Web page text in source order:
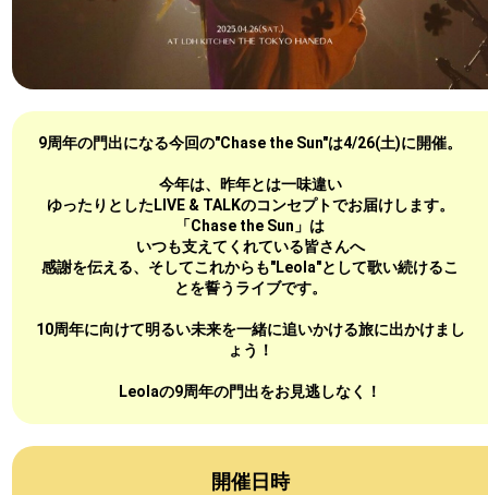
9周年の門出になる今回の"Chase the Sun"は4/26(土)に開催。
今年は、昨年とは一味違い
ゆったりとしたLIVE & TALKのコンセプトでお届けします。
「Chase the Sun」は
いつも支えてくれている皆さんへ
感謝を伝える、そしてこれからも"Leola"として歌い続けるこ
とを誓うライブです。
10周年に向けて明るい未来を一緒に追いかける旅に出かけまし
ょう！
Leolaの9周年の門出をお見逃しなく！
開催日時